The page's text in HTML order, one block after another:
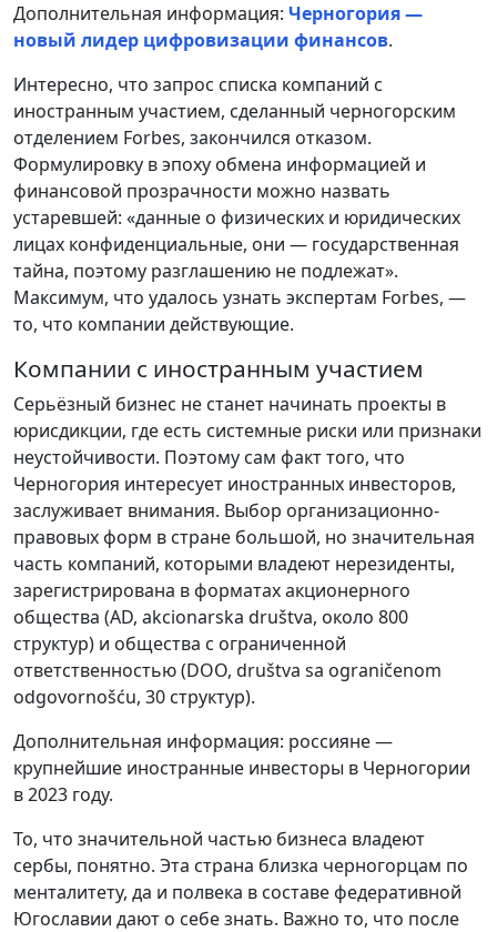
Дополнительная информация: Черногория —
новый лидер цифровизации финансов.
Интересно, что запрос списка компаний с
иностранным участием, сделанный черногорским
отделением Forbes, закончился отказом.
Формулировку в эпоху обмена информацией и
финансовой прозрачности можно назвать
устаревшей: «данные о физических и юридических
лицах конфиденциальные, они — государственная
тайна, поэтому разглашению не подлежат».
Максимум, что удалось узнать экспертам Forbes, —
то, что компании действующие.
Компании с иностранным участием
Серьёзный бизнес не станет начинать проекты в
юрисдикции, где есть системные риски или признаки
неустойчивости. Поэтому сам факт того, что
Черногория интересует иностранных инвесторов,
заслуживает внимания. Выбор организационно-
правовых форм в стране большой, но значительная
часть компаний, которыми владеют нерезиденты,
зарегистрирована в форматах акционерного
общества (AD, akcionarska društva, около 800
структур) и общества с ограниченной
ответственностью (DOO, društva sa ograničenom
odgovornošću, 30 структур).
Дополнительная информация: россияне —
крупнейшие иностранные инвесторы в Черногории
в 2023 году.
То, что значительной частью бизнеса владеют
сербы, понятно. Эта страна близка черногорцам по
менталитету, да и полвека в составе федеративной
Югославии дают о себе знать. Важно то, что после